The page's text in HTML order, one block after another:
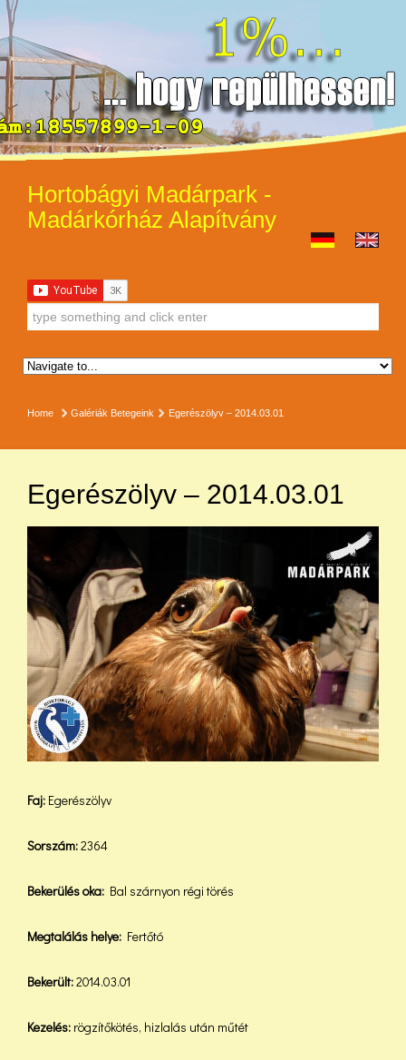
Hortobágyi Madárpark -
Madárkórház Alapítvány
Home Galériák Betegeink Egerészölyv – 2014.03.01
Egerészölyv – 2014.03.01
Faj: Egerészölyv
Sorszám:2364
Bekerülés oka: Bal szárnyon régi törés
Megtalálás helye: Fertőtó
Bekerült:2014.03.01
Kezelés: rögzítőkötés, hizlalás után műtét